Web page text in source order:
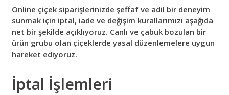
Online çiçek siparişlerinizde şeffaf ve adil bir deneyim
sunmak için iptal, iade ve değişim kurallarımızı aşağıda
net bir şekilde açıklıyoruz. Canlı ve çabuk bozulan bir
ürün grubu olan çiçeklerde yasal düzenlemelere uygun
hareket ediyoruz.
İptal İşlemleri